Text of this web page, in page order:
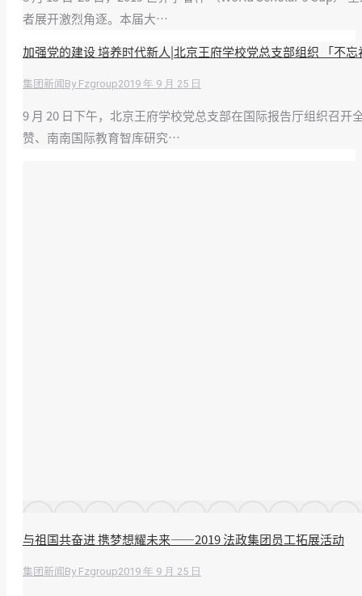
者展开激烈角逐。本届大…
加强党的建设 培养时代新人|北京王府学校党总支部组织 「不
集团新闻 By Fzgroup2019 年 9 月 25 日
9 月 20 日下午，北京王府学校党总支部在国际报告厅组织召
赞、南南国际教育智库研究…
与祖国共奋进 携梦想耀未来——2019 法政集团员工拓展活动
集团新闻 By Fzgroup2019 年 9 月 25 日